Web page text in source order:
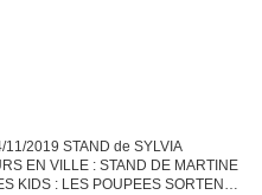
11/2019 STAND de SYLVIA
EN VILLE : STAND DE MARTINE
KIDS : LES POUPEES SORTENT